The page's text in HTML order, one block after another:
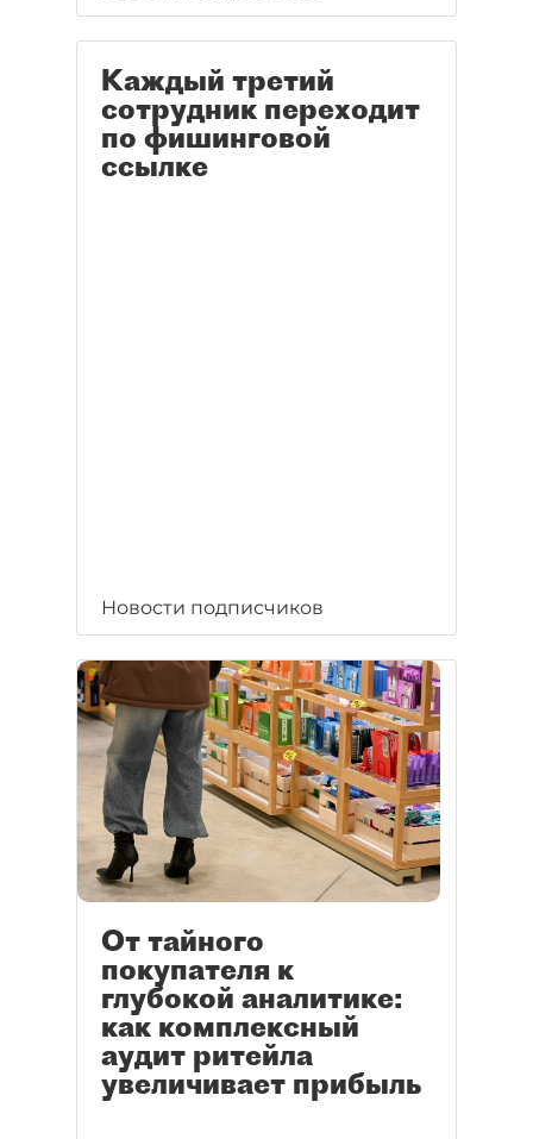
Каждый третий
сотрудник переходит
по фишинговой
ссылке
Новости подписчиков
От тайного
покупателя к
глубокой аналитике:
как комплексный
аудит ритейла
увеличивает прибыль